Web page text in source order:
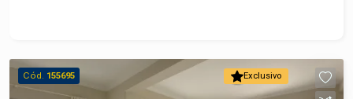
Exclusivo
Cód. 155695